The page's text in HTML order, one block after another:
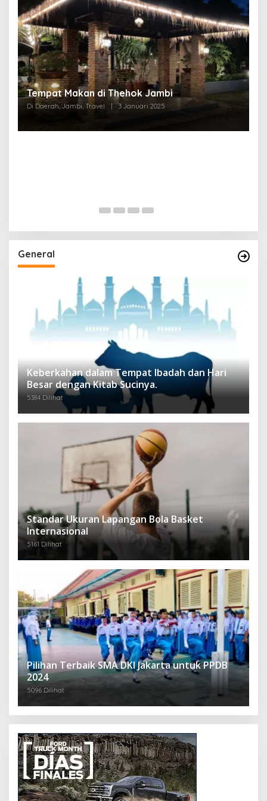
Tempat Makan di Thehok Jambi
Di Daerah, Jambi, Travel | 3 Januari 2025
General
Keberkahan dalam Tempat Ibadah dan Hari
Besar dengan Kitab Sucinya.
5384 Dilihat
Standar Ukuran Lapangan Bola Basket
Internasional
5161 Dilihat
Pilihan Terbaik SMA DKI Jakarta untuk PPDB
2024
5096 Dilihat